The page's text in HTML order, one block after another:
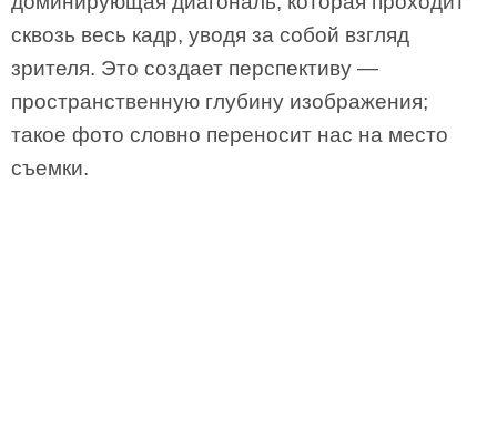
сквозь весь кадр, уводя за собой взгляд
зрителя. Это создает перспективу —
пространственную глубину изображения;
такое фото словно переносит нас на место
съемки.